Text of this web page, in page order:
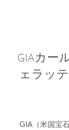
GIAカー
ェラッ
GIA（米国宝